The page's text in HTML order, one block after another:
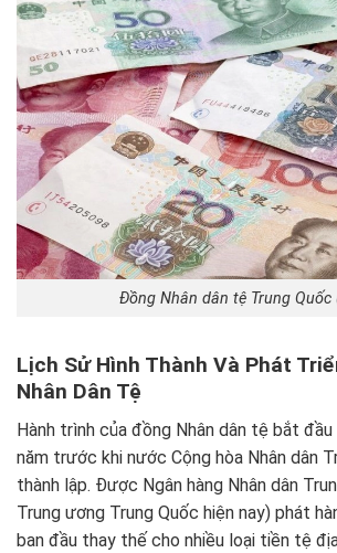
Đồng Nhân dân tệ Trung Quốc
Lịch Sử Hình Thành Và Phát
Nhân Dân Tệ
Hành trình của đồng Nhân dân tệ bắt
năm trước khi nước Cộng hòa Nhân dân
thành lập. Được Ngân hàng Nhân dân
Trung ương Trung Quốc hiện nay) phát
ban đầu thay thế cho nhiều loại tiền tệ